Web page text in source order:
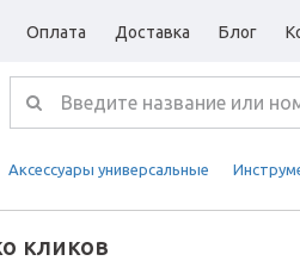
Оплата Доставка Блог
Аксессуары универсальные
кликов